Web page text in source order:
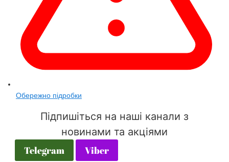
Обережно підробки
Підпишіться на наші канали з
новинами та акціями
Telegram
Viber